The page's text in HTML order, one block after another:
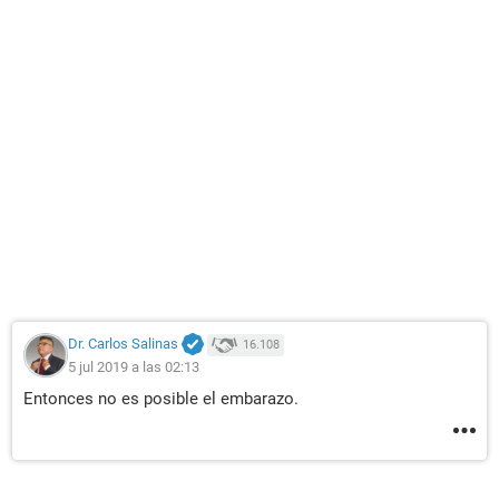
Dr. Carlos Salinas 16.108
5 jul 2019 a las 02:13
Entonces no es posible el embarazo.